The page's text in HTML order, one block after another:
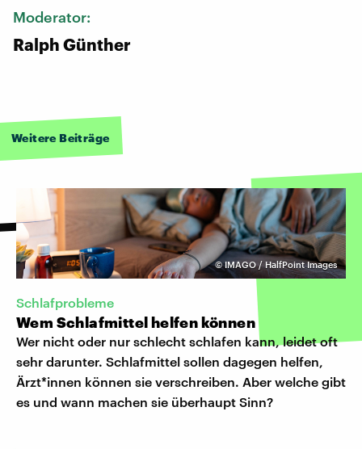
Moderator:
Ralph Günther
Weitere Beiträge
©IMAGO / HalfPoint Images
Schlafprobleme
Wem Schlafmittel helfen können
Wer nicht oder nur schlecht schlafen kann, leidet oft
sehr darunter. Schlafmittel sollen dagegen helfen,
Ärzt*innen können sie verschreiben. Aber welche gibt
es und wann machen sie überhaupt Sinn?